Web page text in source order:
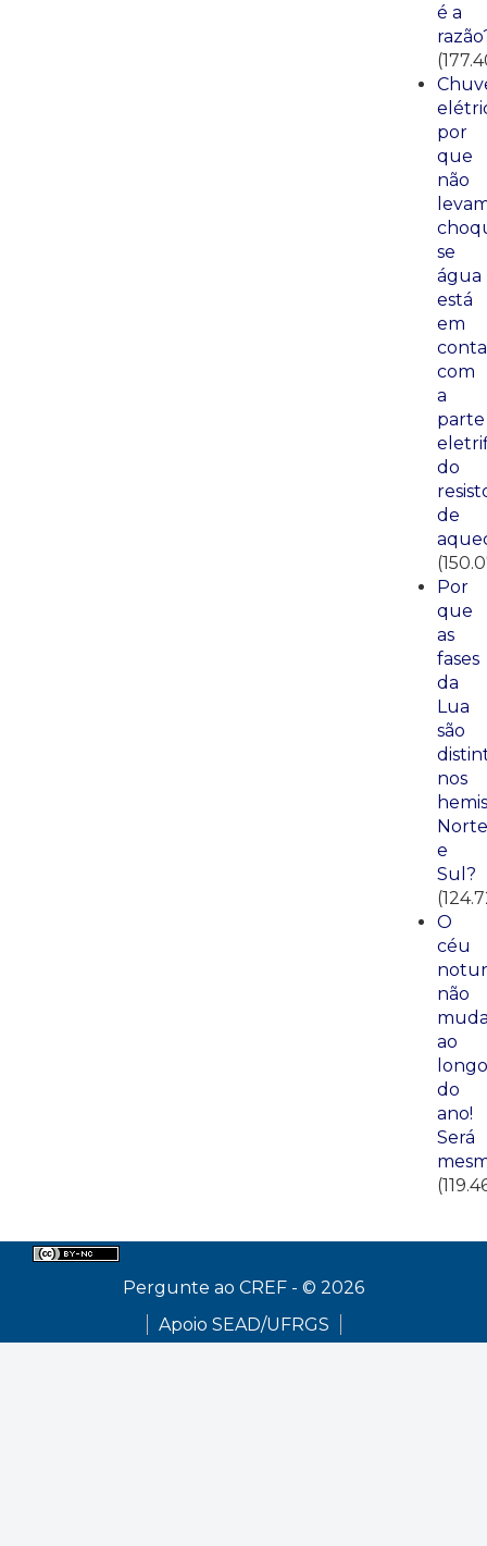
é a
por
que
não
se
água
está
em
com
a
parte
do
de
Por
que
as
fases
da
Lua
são
nos
Norte
e
Sul?
O
céu
não
ao
longo
do
ano!
Será
Pergunte ao CREF - © 2026
Apoio SEAD/UFRGS